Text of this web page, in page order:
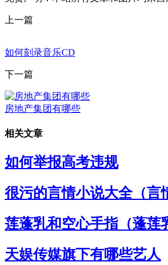
上一篇
如何刻录音乐CD
下一篇
房地产集团有哪些
相关文章
如何举报高考违规
很污的言情小说大全（言
莲蓬乳和空心手指（蓬莲
天娱传媒旗下有哪些艺人